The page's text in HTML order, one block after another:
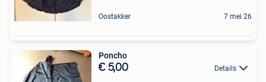
Oostakker 7 mei 26
Poncho
€ 5,00 Details